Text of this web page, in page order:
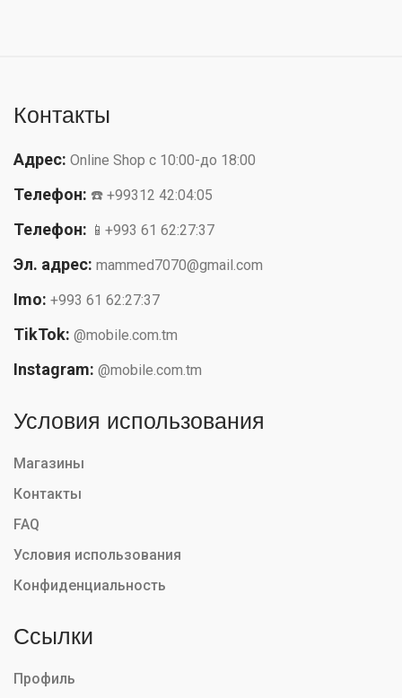
Контакты
Адрес: Online Shop с 10:00-до 18:00
Телефон: ☎️ +99312 42:04:05
Телефон: 📱+993 61 62:27:37
Эл. адрес: mammed7070@gmail.com
Imo: +993 61 62:27:37
TikTok: @mobile.com.tm
Instagram: @mobile.com.tm
Условия использования
Магазины
Контакты
FAQ
Условия использования
Конфиденциальность
Ссылки
Профиль